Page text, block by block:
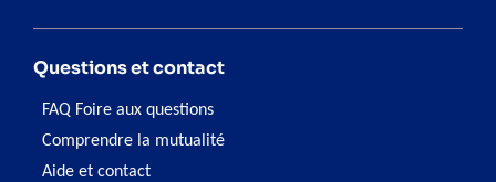
Questions et contact
FAQ Foire aux questions
Comprendre la mutualité
Aide et contact